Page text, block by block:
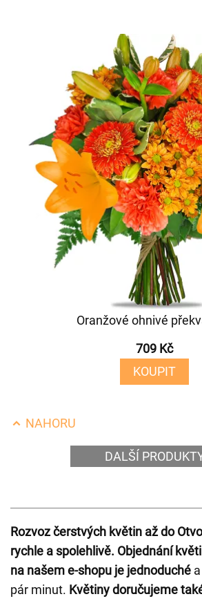
Oranžové ohnivé
709 Kč
KOUPIT
NAHORU
DALŠÍ
Rozvoz čerstvých květin až do
rychle a spolehlivě. Objednání
na našem e-shopu je jednoduché
pár minut. Květiny doručujeme